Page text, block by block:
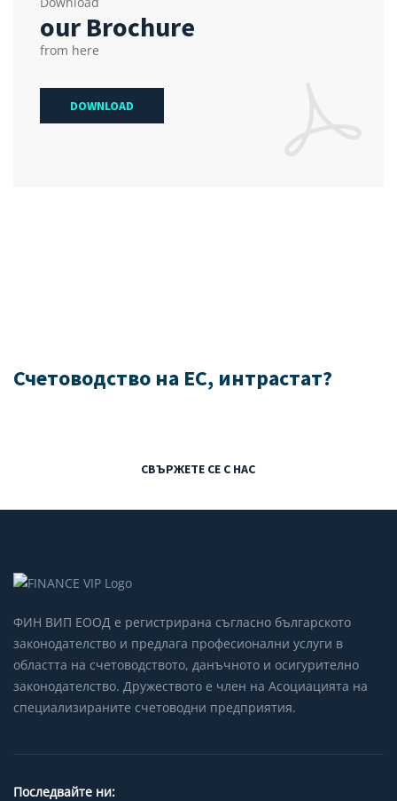
our Brochure
from here
DOWNLOAD
Счетоводство на ЕС, интрастат?
СВЪРЖЕТЕ СЕ С НАС
ФИН ВИП ЕООД е регистрирана съгласно българското
законодателство и предлага професионални услуги в
областта на счетоводството, данъчното и осигурително
законодателство. Дружеството е член на Асоциацията на
специализираните счетоводни предприятия.
Последвайте ни: